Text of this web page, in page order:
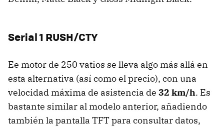
Serial 1 RUSH/CTY
Ee motor de 250 vatios se lleva algo más allá en
esta alternativa (así como el precio), con una
velocidad máxima de asistencia de 32 km/h. Es
bastante similar al modelo anterior, añadiendo
también la pantalla TFT para consultar datos,